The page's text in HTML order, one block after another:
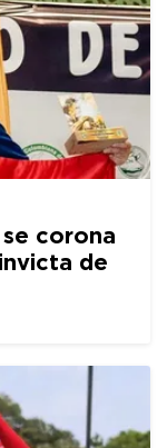
corona
de